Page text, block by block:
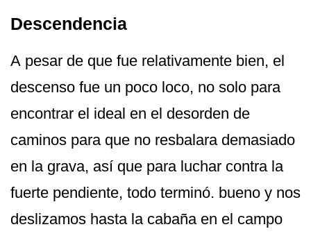
Descendencia
A pesar de que fue relativamente bien, el
descenso fue un poco loco, no solo para
encontrar el ideal en el desorden de
caminos para que no resbalara demasiado
en la grava, así que para luchar contra la
fuerte pendiente, todo terminó. bueno y nos
deslizamos hasta la cabaña en el campo